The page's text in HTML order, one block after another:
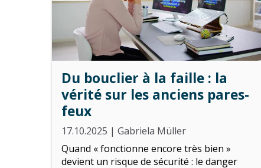
Du bouclier à la faille : la
vérité sur les anciens pares-
feux
17.10.2025 | Gabriela Müller
Quand « fonctionne encore très bien »
devient un risque de sécurité : le danger